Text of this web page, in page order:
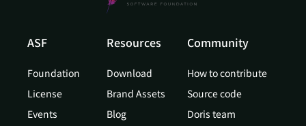
ASF
Foundation
License
Events
Resources
Download
Brand Assets
Blog
Community
How to contribute
Source code
Doris team